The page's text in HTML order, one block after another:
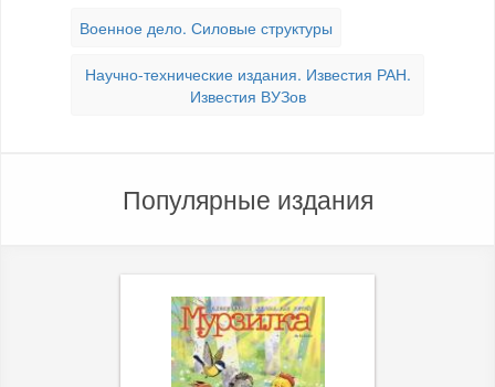
Военное дело. Силовые структуры
Научно-технические издания. Известия РАН.
Известия ВУЗов
Популярные издания